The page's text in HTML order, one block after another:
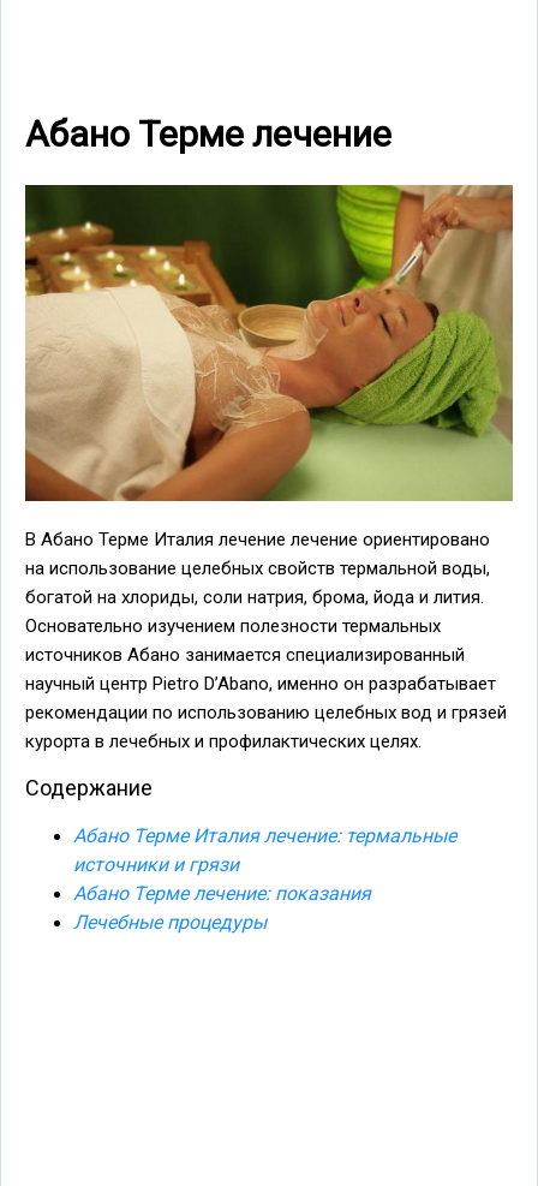
Абано Терме лечение
В Абано Терме Италия лечение лечение ориентировано
на использование целебных свойств термальной воды,
богатой на хлориды, соли натрия, брома, йода и лития.
Основательно изучением полезности термальных
источников Абано занимается специализированный
научный центр Pietro D’Abano, именно он разрабатывает
рекомендации по использованию целебных вод и грязей
курорта в лечебных и профилактических целях.
Содержание
Абано Терме Италия лечение: термальные
источники и грязи
Абано Терме лечение: показания
Лечебные процедуры